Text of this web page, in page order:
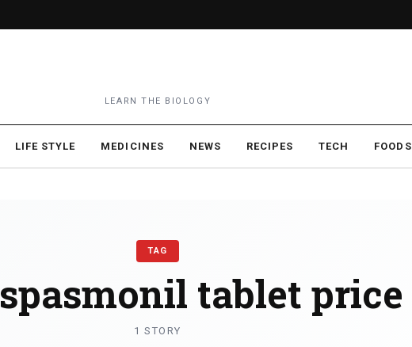
LEARN THE BIOLOGY
LIFE STYLE MEDICINES NEWS RECIPES TECH FOODS
TAG
spasmonil tablet price
1 STORY